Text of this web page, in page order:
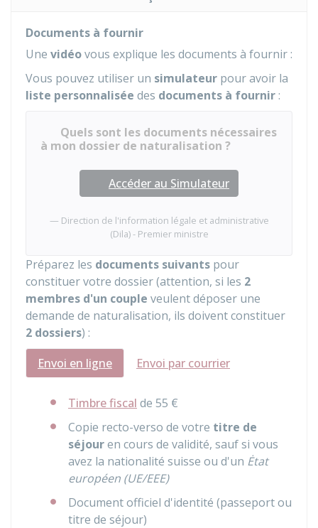
Documents à fournir
Une vidéovous explique les documents à fournir :
Vous pouvez utiliser un simulateur pour avoir la
liste personnalisée des documents à fournir :
Quels sont les documents nécessaires
à mon dossier de naturalisation ?
Accéder au Simulateur
Direction de l'information légale et administrative
(Dila) - Premier ministre
Préparez les documents suivants pour
constituer votre dossier (attention, si les 2
membres d'un couple veulent déposer une
demande de naturalisation, ils doivent constituer
2 dossiers) :
Envoi en ligne
Envoi par courrier
Timbre fiscal de 55 €
Copie recto-verso de votre titre de
séjouren cours de validité, sauf si vous
avez la nationalité suisse ou d'un Ėtat
européen (UE/EEE)
Document officiel d'identité (passeport ou
titre de séjour)